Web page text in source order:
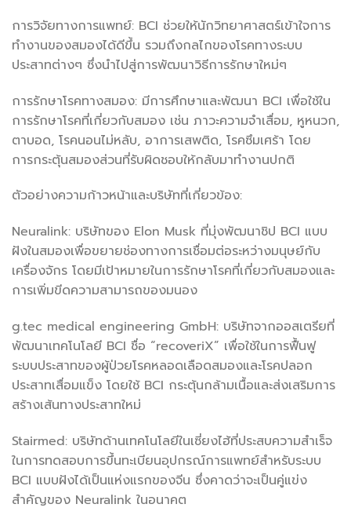
การวิจัยทางการแพทย์: BCI ช่วยให้นักวิทยาศาสตร์เข้าใจการ
ทำงานของสมองได้ดีขึ้น รวมถึงกลไกของโรคทางระบบ
ประสาทต่างๆ ซึ่งนำไปสู่การพัฒนาวิธีการรักษาใหม่ๆ
การรักษาโรคทางสมอง: มีการศึกษาและพัฒนา BCI เพื่อใช้ใน
การรักษาโรคที่เกี่ยวกับสมอง เช่น ภาวะความจำเสื่อม, หูหนวก,
ตาบอด, โรคนอนไม่หลับ, อาการเสพติด, โรคซึมเศร้า โดย
การกระตุ้นสมองส่วนที่รับผิดชอบให้กลับมาทำงานปกติ
ตัวอย่างความก้าวหน้าและบริษัทที่เกี่ยวข้อง:
Neuralink: บริษัทของ Elon Musk ที่มุ่งพัฒนาชิป BCI แบบ
ฝังในสมองเพื่อขยายช่องทางการเชื่อมต่อระหว่างมนุษย์กับ
เครื่องจักร โดยมีเป้าหมายในการรักษาโรคที่เกี่ยวกับสมองและ
การเพิ่มขีดความสามารถของมนอง
g.tec medical engineering GmbH: บริษัทจากออสเตรียที่
พัฒนาเทคโนโลยี BCI ชื่อ “recoveriX” เพื่อใช้ในการฟื้นฟู
ระบบประสาทของผู้ป่วยโรคหลอดเลือดสมองและโรคปลอก
ประสาทเสื่อมแข็ง โดยใช้ BCI กระตุ้นกล้ามเนื้อและส่งเสริมการ
สร้างเส้นทางประสาทใหม่
Stairmed: บริษัทด้านเทคโนโลยีในเซี่ยงไฮ้ที่ประสบความสำเร็จ
ในการทดสอบการขึ้นทะเบียนอุปกรณ์การแพทย์สำหรับระบบ
BCI แบบฝังได้เป็นแห่งแรกของจีน ซึ่งคาดว่าจะเป็นคู่แข่ง
สำคัญของ Neuralink ในอนาคต